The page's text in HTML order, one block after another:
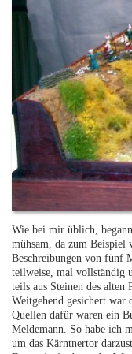
Wie bei mir üblich,
mühsam, da zum Beispiel
Beschreibungen von fünf
teilweise, mal vollständig
teils aus Steinen des
Weitgehend gesichert war
Quellen dafür waren ein
Meldemann. So habe ich
um das Kärntnertor